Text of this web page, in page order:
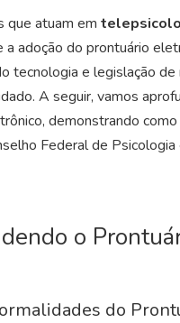
que atuam em
a adoção do prontuário
tecnologia e legislação
A seguir, vamos
demonstrando
Federal de
o
do